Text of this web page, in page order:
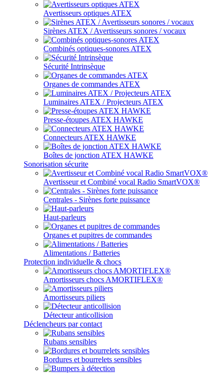
Avertisseurs optiques ATEX
Sirènes ATEX / Avertisseurs sonores / vocaux
Combinés optiques-sonores ATEX
Sécurité Intrinsèque
Organes de commandes ATEX
Luminaires ATEX / Projecteurs ATEX
Presse-étoupes ATEX HAWKE
Connecteurs ATEX HAWKE
Boîtes de jonction ATEX HAWKE
Sonorisation sécurite
Avertisseur et Combiné vocal Radio SmartVOX®
Centrales - Sirènes forte puissance
Haut-parleurs
Organes et pupitres de commandes
Alimentations / Batteries
Protection individuelle & chocs
Amortisseurs chocs AMORTIFLEX®
Amortisseurs piliers
Détecteur anticollision
Déclencheurs par contact
Rubans sensibles
Bordures et bourrelets sensibles